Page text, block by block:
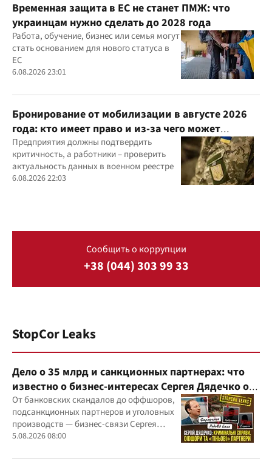
Временная защита в ЕС не станет ПМЖ: что
украинцам нужно сделать до 2028 года
Работа, обучение, бизнес или семья могут
стать основанием для нового статуса в
ЕС
6.08.2026 23:01
Бронирование от мобилизации в августе 2026
года: кто имеет право и из-за чего может
отказать
Предприятия должны подтвердить
критичность, а работники – проверить
актуальность данных в военном реестре
6.08.2026 22:03
Сообщить о коррупции
+38 (044) 303 99 33
StopCor Leaks
Дело о 35 млрд и санкционных партнерах: что
известно о бизнес-интересах Сергея Дядечко от
"Родовид Банка" до "ФАРМАСЕЛ"
От банковских скандалов до оффшоров,
подсанкционных партнеров и уголовных
производств — бизнес-связи Сергея
Дядечко до сих пор простираются через
юрисдикций
5.08.2026 08:00